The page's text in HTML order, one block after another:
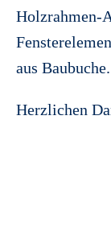
Holzrahmen-
aus Baubuche.
Herzlichen